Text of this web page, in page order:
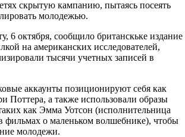
скрытую кампанию, пытаясь посеять
молодежью.
6 октября, сообщило британскьке издание
на американских исследователей,
тысячи учетных записей в
аккаунты позиционируют себя как
Поттера, а также использовали образы
как Эмма Уотсон (исполнительница
фильмах о маленьком волшебнике), чтобы
молодежи.